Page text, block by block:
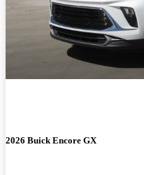
2026 Buick Encore GX